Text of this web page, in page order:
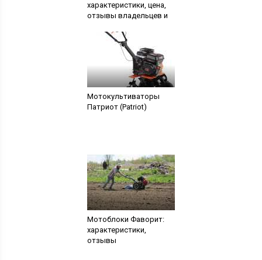
характеристики, цена,
отзывы владельцев и
Мотокультиваторы
Патриот (Patriot)
Мотоблоки Фаворит:
характеристики,
отзывы